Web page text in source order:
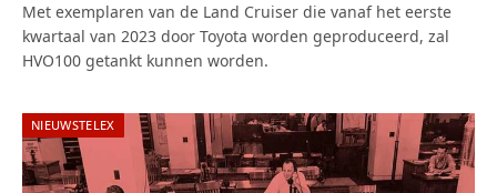
Met exemplaren van de Land Cruiser die vanaf het eerste
kwartaal van 2023 door Toyota worden geproduceerd, zal
HVO100 getankt kunnen worden.
NIEUWSTELEX